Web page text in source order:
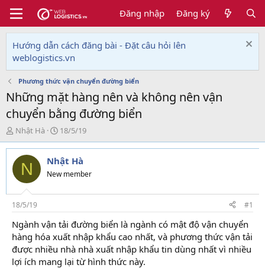
Đăng nhập Đăng ký
Hướng dẫn cách đăng bài - Đặt câu hỏi lên
weblogistics.vn
Phương thức vận chuyển đường biển
Những mặt hàng nên và không nên vận
chuyển bằng đường biển
T
h
r
e
d
s
t
a
r
t
e
r
Nhật Hà
N
g
à
y
g
i
18/5/19
N Nhật Hà
New member
18/5/19 #1
Ngành vận tải đường biển là ngành có mật độ vận chuyển
hàng hóa xuất nhập khẩu cao nhất, và phương thức vận tải
được nhiều nhà nhà xuất nhập khẩu tin dùng nhất vì nhiều
lợi ích mang lại từ hình thức này.